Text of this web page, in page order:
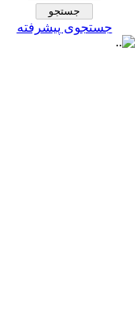
جستجوی پیشرفته